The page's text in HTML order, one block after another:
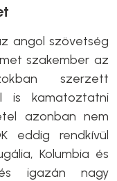
angol szövetség
szakember az
szerzett
is kamatoztatni
azonban nem
eddig rendkívül
Kolumbia és
igazán nagy